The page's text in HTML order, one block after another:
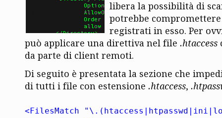
libera la possibilità di
potrebbe
registrati in esso. Per
può applicare una direttiva nel file .htaccess
da parte di client remoti.
Di seguito è presentata la sezione che
di tutti i file con estensione .htaccess,
<FilesMatch